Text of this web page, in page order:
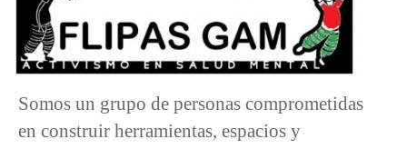
Somos un grupo de personas comprometidas
en construir herramientas, espacios y